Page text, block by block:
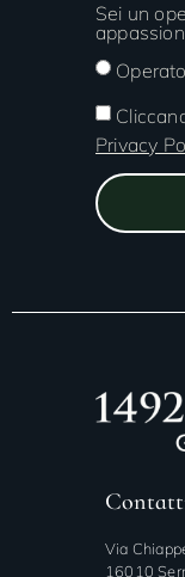
Sei un
Privacy
Via
16010